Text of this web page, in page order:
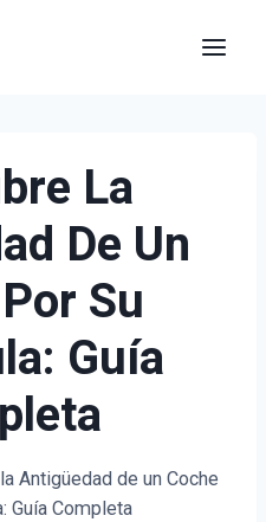
La
De Un
Su
Guía
Antigüedad de un Coche
Guía Completa